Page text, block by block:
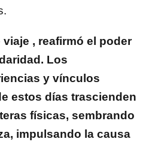
, reafirmó el poder
Los
y vínculos
estos días trascienden
físicas, sembrando
impulsando la causa